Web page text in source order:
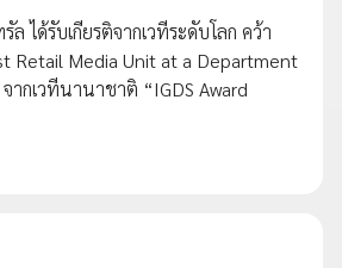
ได้รับเกียรติจากเวทีระดับโลก คว้า
Retail Media Unit at a Department
ากเวทีนานาชาติ “IGDS Award